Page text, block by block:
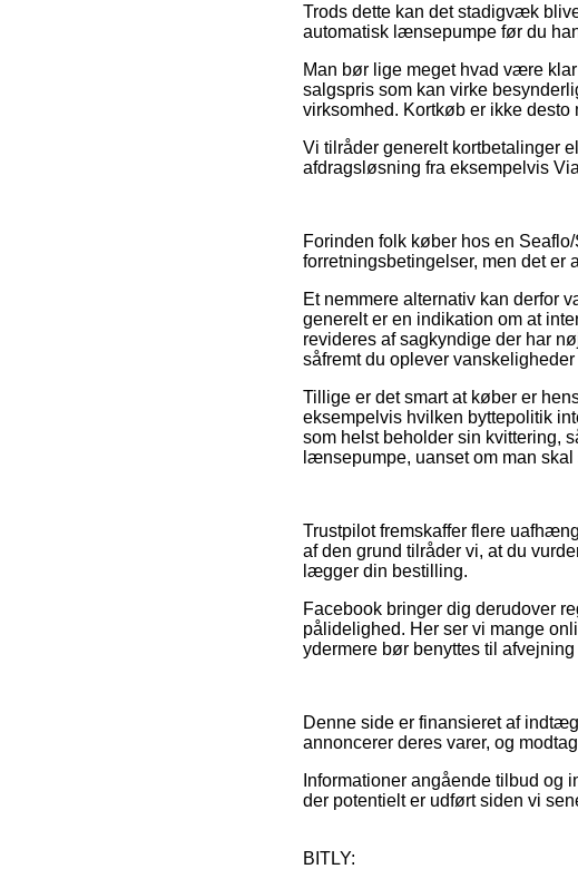
Trods dette kan det stadigvæk
automatisk lænsepumpe før du
Man bør lige meget hvad være
salgspris som kan virke
virksomhed. Kortkøb er ikke
Vi tilråder generelt kortbetalinger
afdragsløsning fra eksempelvis
Forinden folk køber hos en
forretningsbetingelser, men det
Et nemmere alternativ kan derfor
generelt er en indikation om at
revideres af sagkyndige der har
såfremt du oplever
Tillige er det smart at køber er
eksempelvis hvilken byttepolitik
som helst beholder sin kvittering,
lænsepumpe, uanset om man
Trustpilot fremskaffer flere
af den grund tilråder vi, at du
lægger din bestilling.
Facebook bringer dig derudover
pålidelighed. Her ser vi mange
ydermere bør benyttes til
Denne side er finansieret af
annoncerer deres varer, og
Informationer angående tilbud og
der potentielt er udført siden vi
BITLY: